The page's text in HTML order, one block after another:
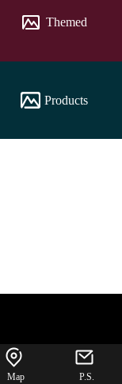
Themed
Products
Map P.S.